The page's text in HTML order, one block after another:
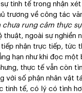
tinh tế trong nhận
trương về công tác
rung cảm thực sự
thuật, ngoài sự nghiền
nhận trực tiếp, tức
hạn như khi đọc
thực tế vẫn còn
với số phận nhân vật
tinh tế, có lý có tình